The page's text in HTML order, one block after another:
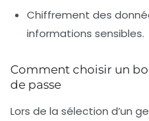
Chiffrement des
informations sensibles.
Comment choisir un
de passe
Lors de la sélection d’un